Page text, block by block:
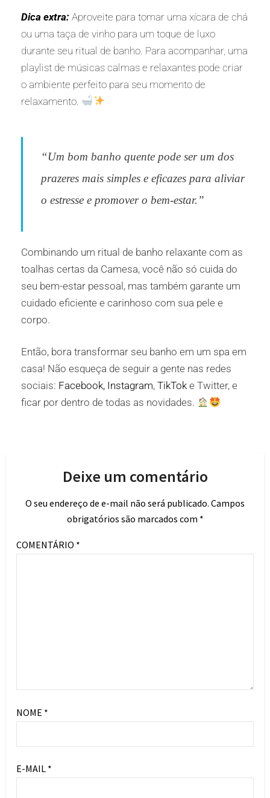
Dica extra: Aproveite para tomar uma xícara de chá
ou uma taça de vinho para um toque de luxo
durante seu ritual de banho. Para acompanhar, uma
playlist de músicas calmas e relaxantes pode criar
o ambiente perfeito para seu momento de
relaxamento.
“Um bom banho quente pode ser um dos
prazeres mais simples e eficazes para aliviar
o estresse e promover o bem-estar.”
Combinando um ritual de banho relaxante com as
toalhas certas da Camesa, você não só cuida do
seu bem-estar pessoal, mas também garante um
cuidado eficiente e carinhoso com sua pele e
corpo.
Então, bora transformar seu banho em um spa em
casa! Não esqueça de seguir a gente nas redes
sociais: Facebook, Instagram, TikTok e Twitter, e
ficar por dentro de todas as novidades.
Deixe um comentário
O seu endereço de e-mail não será publicado. Campos
obrigatórios são marcados com *
COMENTÁRIO *
NOME *
E-MAIL *